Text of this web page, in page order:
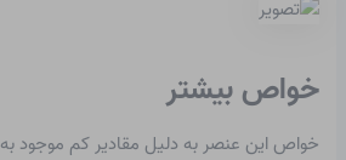
خواص بیشتر
خواص این عنصر به دلیل مقادیر کم موجود